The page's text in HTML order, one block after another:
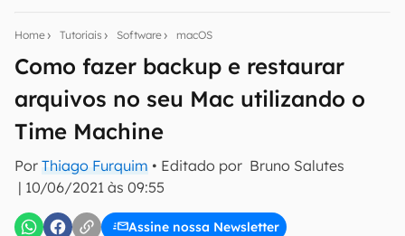
Home Tutoriais Software macOS
Como fazer backup e restaurar
arquivos no seu Mac utilizando o
Time Machine
Por Thiago Furquim • Editado por Bruno Salutes
| 10/06/2021 às 09:55
Assine nossa Newsletter
inscreva-se
Uso e Política de Privacidade do Canaltech.